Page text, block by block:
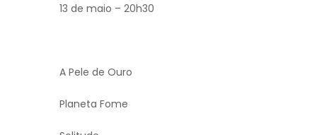
13 de maio – 20h30
A Pele de Ouro
Planeta Fome